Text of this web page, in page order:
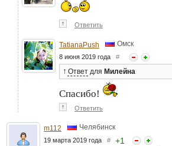
↑ Ответить
TatianaPush Омск
8 июня 2019 года #
↑ Ответ для Милейна
Спасибо!
↑ Ответить
m112 Челябинск
19 марта 2019 года # +1